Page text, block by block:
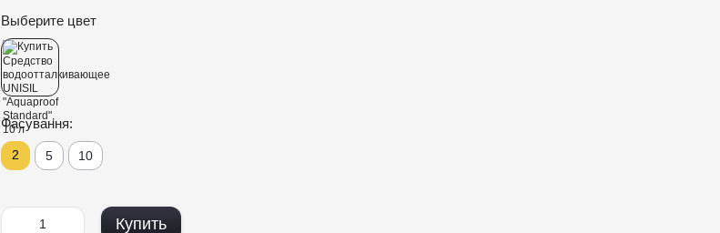
Выберите цвет
Фасування:
2 5 10
Купить